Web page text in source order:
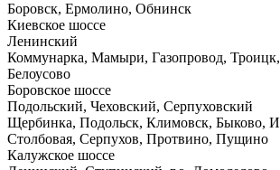
Боровск, Ермолино, Обнинск
Киевское шоссе
Ленинский
Коммунарка, Мамыри, Газопровод,
Белоусово
Боровское шоссе
Подольский, Чеховский, Серпуховский
Щербинка, Подольск, Климовск, Быково,
Столбовая, Серпухов, Протвино, Пущино
Калужское шоссе